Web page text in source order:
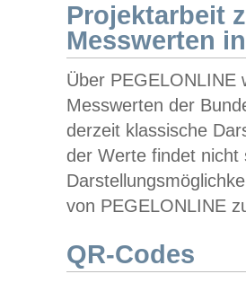
Projektarbeit
Messwerten
Über PEGELONLINE
Messwerten der
derzeit klassische
der Werte findet
von PEGELONLINE
QR-Codes